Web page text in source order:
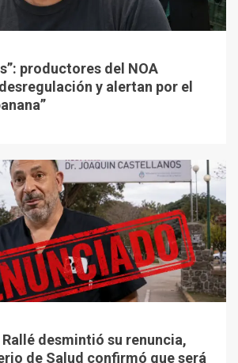
productores del NOA
y alertan por el
desmintió su renuncia,
de Salud confirmó que será